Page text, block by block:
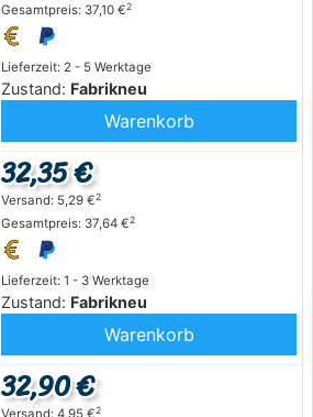
Lieferzeit: 2 - 5 Werktage
Zustand: Fabrikneu
Gesamtpreis: 37,10 €2
Warenkorb
Lieferzeit: 1 - 3 Werktage
Zustand: Fabrikneu
32,35 €
Versand: 5,29 €2
Gesamtpreis: 37,64 €2
Warenkorb
32,90 €
Versand: 4,95 €2